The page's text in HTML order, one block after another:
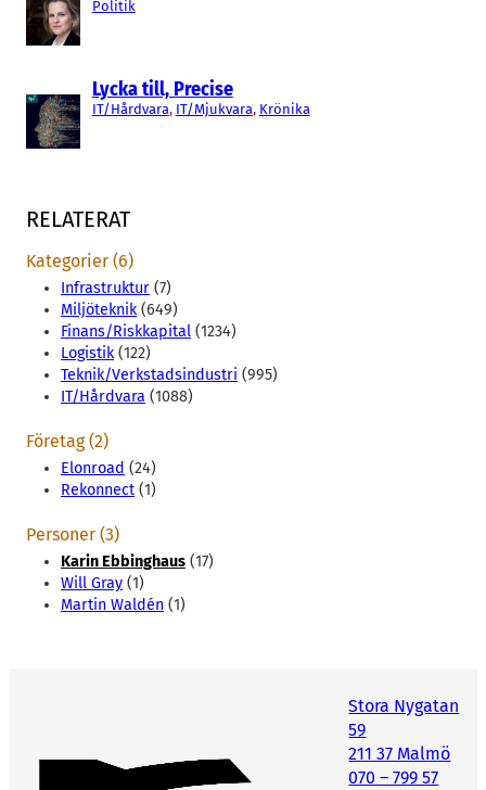
Politik
Lycka till, Precise
IT/Hårdvara, IT/Mjukvara, Krönika
RELATERAT
Kategorier (6)
Infrastruktur (7)
Miljöteknik(649)
Finans/Riskkapital (1234)
Logistik(122)
Teknik/Verkstadsindustri (995)
IT/Hårdvara (1088)
Företag (2)
Elonroad (24)
Rekonnect (1)
Personer (3)
Karin Ebbinghaus (17)
Will Gray (1)
Martin Waldén (1)
Stora Nygatan
59
211 37 Malmö
070 – 799 57